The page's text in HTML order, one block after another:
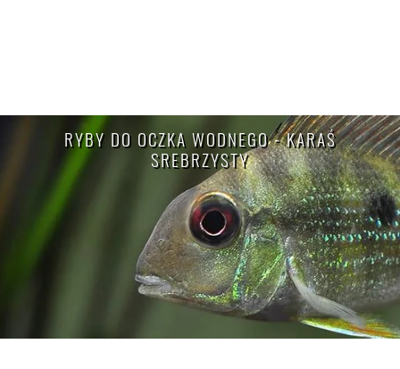
RYBY DO OCZKA WODNEGO - KARAŚ
SREBRZYSTY